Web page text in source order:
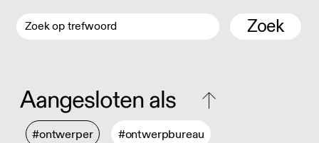
Zoek
Aangesloten als
#ontwerper #ontwerpbureau